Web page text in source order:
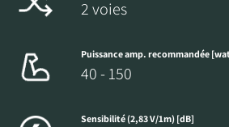
2 voies
Puissance amp. recommandée
40 - 150
Sensibilité (2,83 V/1m) [dB]